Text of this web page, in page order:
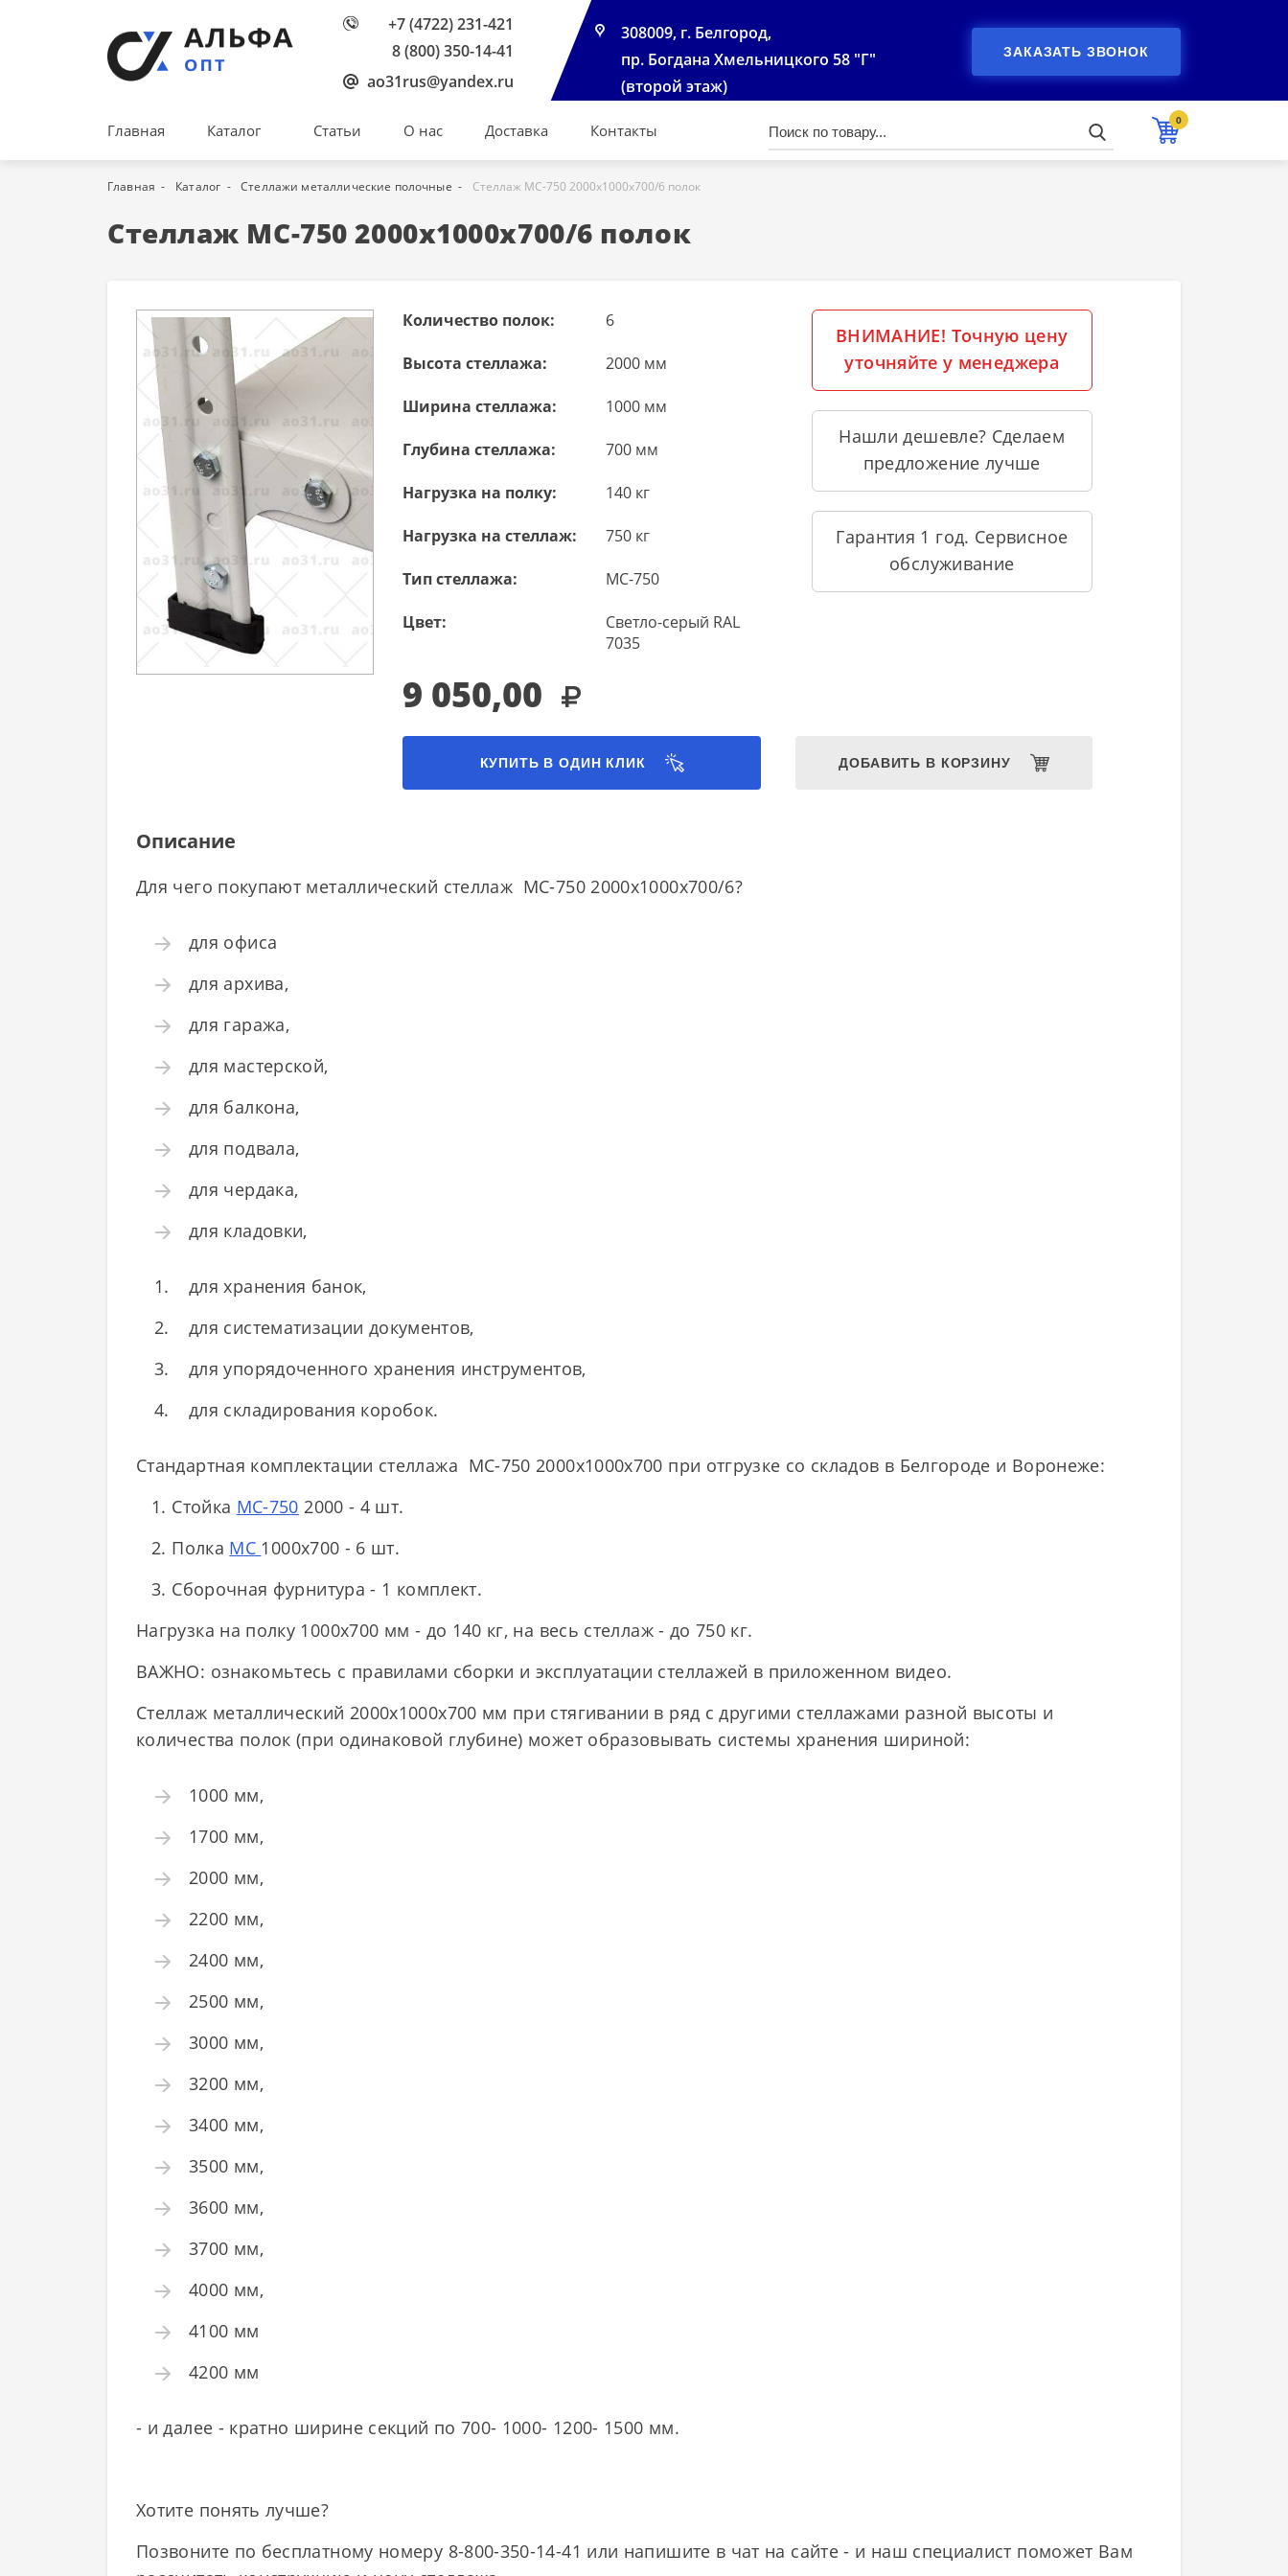
+7 (4722) 231-421
8 (800) 350-14-41
ao31rus@yandex.ru
308009, г. Белгород,
пр. Богдана Хмельницкого 58 "Г"
(второй этаж)
ЗАКАЗАТЬ ЗВОНОК
Главная Каталог Статьи О нас Доставка Контакты
0
Главная Каталог Стеллажи металлические полочные Стеллаж МС-750 2000х1000х700/6 полок
Стеллаж МС-750 2000х1000х700/6 полок
Количество полок: 6
Высота стеллажа: 2000 мм
Ширина стеллажа: 1000 мм
Глубина стеллажа: 700 мм
Нагрузка на полку: 140 кг
Нагрузка на стеллаж: 750 кг
Тип стеллажа: МС-750
Цвет:
Светло-серый RAL
7035
9 050,00
ВНИМАНИЕ! Точную цену
уточняйте у менеджера
Нашли дешевле? Сделаем
предложение лучше
Гарантия 1 год. Сервисное
обслуживание
КУПИТЬ В ОДИН КЛИК ДОБАВИТЬ В КОРЗИНУ
Описание
Для чего покупают металлический стеллаж МС-750 2000х1000х700/6?
для офиса
для архива,
для гаража,
для мастерской,
для балкона,
для подвала,
для чердака,
для кладовки,
для хранения банок,
для систематизации документов,
для упорядоченного хранения инструментов,
для складирования коробок.
Стандартная комплектации стеллажа МС-750 2000х1000х700 при отгрузке со складов в Белгороде и Воронеже:
1. Стойка МС-750 2000 - 4 шт.
2. Полка МС 1000х700 - 6 шт.
3. Сборочная фурнитура - 1 комплект.
Нагрузка на полку 1000х700 мм - до 140 кг, на весь стеллаж - до 750 кг.
ВАЖНО: ознакомьтесь с правилами сборки и эксплуатации стеллажей в приложенном видео.
Стеллаж металлический 2000х1000х700 мм при стягивании в ряд с другими стеллажами разной высоты и
количества полок (при одинаковой глубине) может образовывать системы хранения шириной:
1000 мм,
1700 мм,
2000 мм,
2200 мм,
2400 мм,
2500 мм,
3000 мм,
3200 мм,
3400 мм,
3500 мм,
3600 мм,
3700 мм,
4000 мм,
4100 мм
4200 мм
- и далее - кратно ширине секций по 700- 1000- 1200- 1500 мм.
Хотите понять лучше?
Позвоните по бесплатному номеру 8-800-350-14-41 или напишите в чат на сайте - и наш специалист поможет Вам